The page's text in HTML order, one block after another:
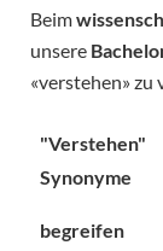
Beim
unsere
«verstehen» zu
"Verstehen"
Synonyme
begreifen